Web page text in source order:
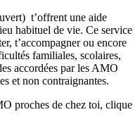
t’offrent une aide
habituel de vie. Ce service
t’accompagner ou encore
familiales, scolaires,
accordées par les AMO
et non contraignantes.
proches de chez toi, clique